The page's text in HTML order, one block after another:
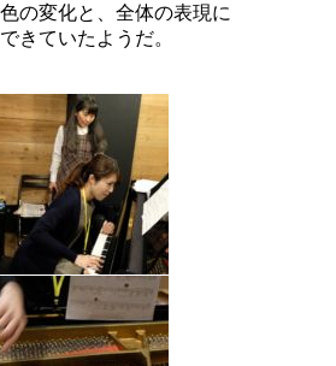
の変化と、全体の表現に
きていたようだ。